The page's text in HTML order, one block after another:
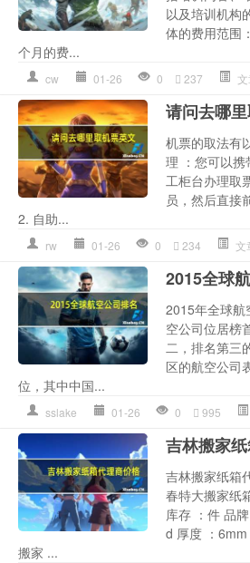
以及培训机构
体的费用范围
个月的费...
cw 01-26 0 237
请问去哪
机票的取法有
理 ：您可以携
工柜台办理取
员，然后直接
2. 自助...
rw 01-26 0 234 文
2015全球
2015年全球航
空公司位居榜
二，排名第三
区的航空公司
位，其中中国...
sslake 01-26 0 995
吉林搬家
吉林搬家纸箱
春特大搬家纸
库存 ：件 品
d 厚度 ：6mm
搬家 ...